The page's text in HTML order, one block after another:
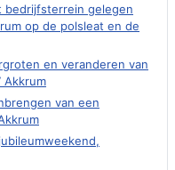
bedrijfsterrein gelegen
op de polsleat en de
en veranderen van
Akkrum
van een